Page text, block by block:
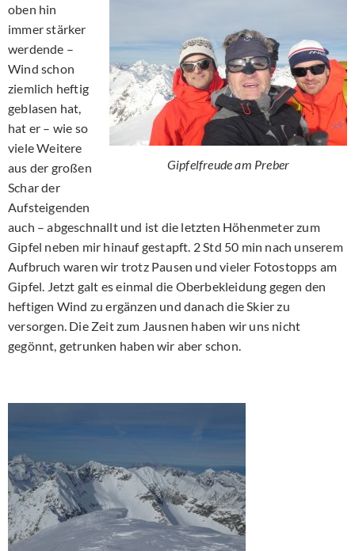
Gipfelfreude am Preber
oben hin
immer stärker
werdende –
Wind schon
ziemlich heftig
geblasen hat,
hat er – wie so
viele Weitere
aus der großen
Schar der
Aufsteigenden
auch – abgeschnallt und ist die letzten Höhenmeter zum
Gipfel neben mir hinauf gestapft. 2 Std 50 min nach unserem
Aufbruch waren wir trotz Pausen und vieler Fotostopps am
Gipfel. Jetzt galt es einmal die Oberbekleidung gegen den
heftigen Wind zu ergänzen und danach die Skier zu
versorgen. Die Zeit zum Jausnen haben wir uns nicht
gegönnt, getrunken haben wir aber schon.